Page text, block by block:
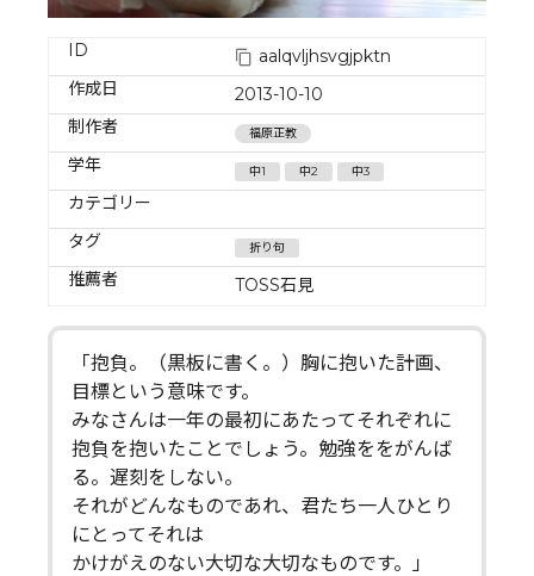
ID
aalqvljhsvgjpktn
作成日
2013-10-10
制作者
福原正教
学年 中1 中2 中3
カテゴリー
タグ
折り句
推薦者 TOSS石見
「抱負。（黒板に書く。）胸に抱いた計画、
目標という意味です。
みなさんは一年の最初にあたってそれぞれに
抱負を抱いたことでしょう。勉強ををがんば
る。遅刻をしない。
それがどんなものであれ、君たち一人ひとり
にとってそれは
かけがえのない大切な大切なものです。」